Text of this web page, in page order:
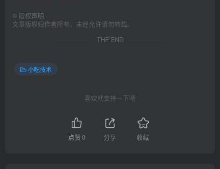
© 版权声明
文章版权归作者所有，未经允许请勿转载。
THE END
小吃技术
喜欢就支持一下吧
点赞0 分享 收藏